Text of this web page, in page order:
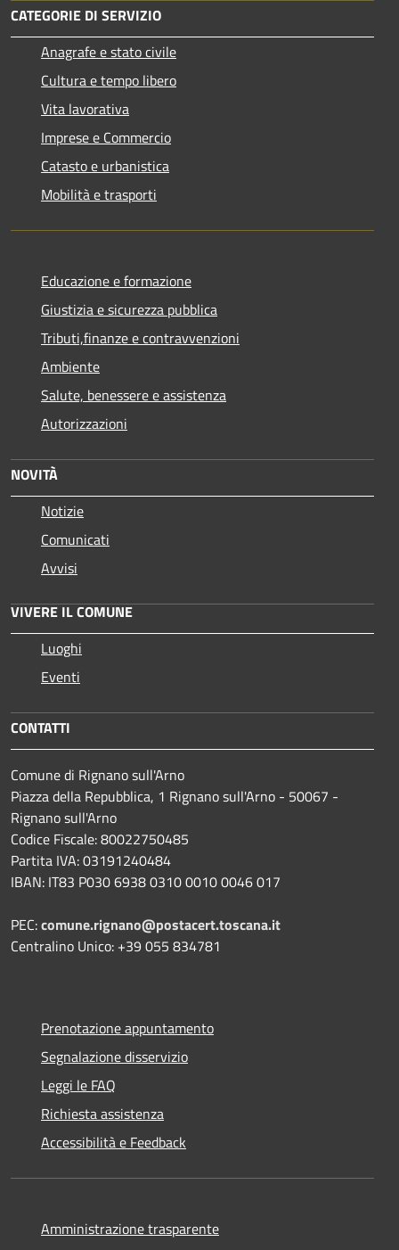
CATEGORIE DI SERVIZIO
Anagrafe e stato civile
Cultura e tempo libero
Vita lavorativa
Imprese e Commercio
Catasto e urbanistica
Mobilità e trasporti
Educazione e formazione
Giustizia e sicurezza pubblica
Tributi,finanze e contravvenzioni
Ambiente
Salute, benessere e assistenza
Autorizzazioni
NOVITÀ
Notizie
Comunicati
Avvisi
VIVERE IL COMUNE
Luoghi
Eventi
CONTATTI
Comune di Rignano sull'Arno
Piazza della Repubblica, 1 Rignano sull'Arno - 50067 -
Rignano sull'Arno
Codice Fiscale: 80022750485
Partita IVA: 03191240484
IBAN: IT83 P030 6938 0310 0010 0046 017
PEC:comune.rignano@postacert.toscana.it
Centralino Unico: +39 055 834781
Prenotazione appuntamento
Segnalazione disservizio
Leggi le FAQ
Richiesta assistenza
Accessibilità e Feedback
Amministrazione trasparente